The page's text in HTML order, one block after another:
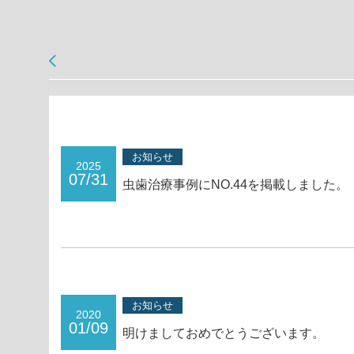
2025
07/31
お知らせ
虫歯治療事例にNO.44を掲載しました。
2020
01/09
お知らせ
明けましておめでとうございます。